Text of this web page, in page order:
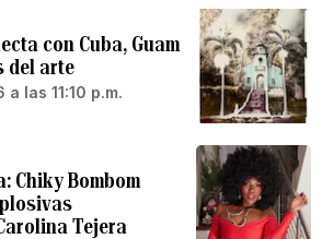
con Cuba, Guam
del arte
las 11:10 p.m.
Chiky Bombom
Tejera